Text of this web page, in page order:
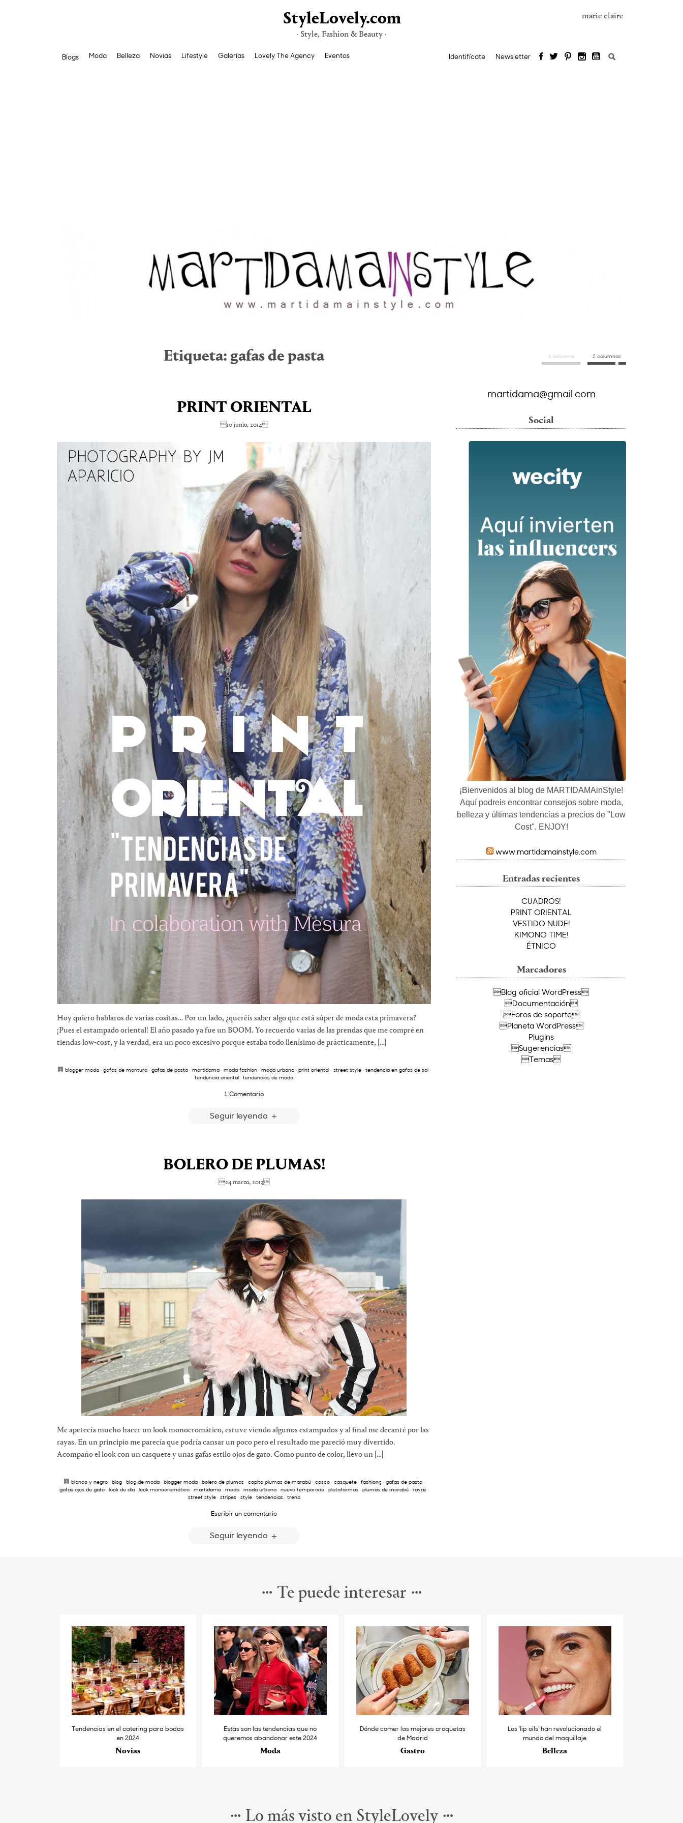
StyleLovely.com
· Style, Fashion & Beauty ·
marie claire
Blogs Moda Belleza Novias Lifestyle Galerías Lovely The Agency Eventos Identifícate Newsletter Buscar:
Etiqueta: gafas de pasta
PRINT ORIENTAL
10 junio, 2014
Hoy quiero hablaros de varias cositas… Por un lado, ¿queréis saber algo que está súper de moda esta primavera?
¡Pues el estampado oriental! El año pasado ya fue un BOOM. Yo recuerdo varias de las prendas que me compré en
tiendas low-cost, y la verdad, era un poco excesivo porque estaba todo llenísimo de prácticamente, […]
blogger moda· gafas de montura· gafas de pasta· martidama· moda fashion· moda urbana· print oriental· street style· tendencia en gafas de sol·
tendencia oriental · tendencias de moda
1 Comentario
Seguir leyendo
BOLERO DE PLUMAS!
24 marzo, 2013
Me apetecía mucho hacer un look monocromático, estuve viendo algunos estampados y al final me decanté por las
rayas. En un principio me parecía que podría cansar un poco pero el resultado me pareció muy divertido.
Acompaño el look con un casquete y unas gafas estilo ojos de gato. Como punto de color, llevo un […]
blanco y negro· blog· blog de moda· blogger moda· bolero de plumas· capita plumas de marabú· casco· casquete· fashionç· gafas de pasta·
gafas ojos de gato· look de día· look monocromático· martidama· moda· moda urbana· nueva temporada· plataformas· plumas de marabú· rayas·
street style· stripes· style· tendencias· trend
Escribir un comentario
Seguir leyendo
1 columna 2 columnas
martidama@gmail.com
Social
¡Bienvenidos al blog de MARTIDAMAinStyle!
Aquí podreis encontrar consejos sobre moda,
belleza y últimas tendencias a precios de "Low
Cost". ENJOY!
www.martidamainstyle.com
Entradas recientes
CUADROS!
PRINT ORIENTAL
VESTIDO NUDE!
KIMONO TIME!
ÉTNICO
Marcadores
Blog oficial WordPress
Documentación
Foros de soporte
Planeta WordPress
Plugins
Sugerencias
Temas
Te puede interesar
Tendencias en el catering para bodas
en 2024
Novias
Estas son las tendencias que no
queremos abandonar este 2024
Moda
Dónde comer las mejores croquetas
de Madrid
Gastro
Los ‘lip oils’ han revolucionado el
mundo del maquillaje
Belleza
Lo más visto en StyleLovely